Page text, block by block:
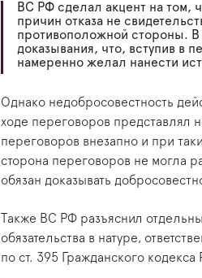
ВС РФ сделал акцент на том,
причин отказа не
противоположной стороны. В
доказывания, что, вступив в
намеренно желал нанести
Однако недобросовестность
ходе переговоров представлял
переговоров внезапно и при
сторона переговоров не могла
обязан доказывать
Также ВС РФ разъяснил
обязательства в натуре,
по ст. 395 Гражданского